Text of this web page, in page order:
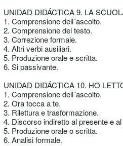
UNIDAD DIDÁCTICA 9. LA
1. Comprensione dell´ascolto.
2. Comprensione del testo.
3. Correzione formale.
4. Altri verbi ausiliari.
5. Produzione orale e scritta.
6. Si passivante.
UNIDAD DIDÁCTICA 10. HO
1. Comprensione dell´ascolto.
2. Ora tocca a te.
3. Rilettura e trasformazione.
4. Discorso indiretto al presente e
5. Produzione orale o scritta.
6. Analisi formale.